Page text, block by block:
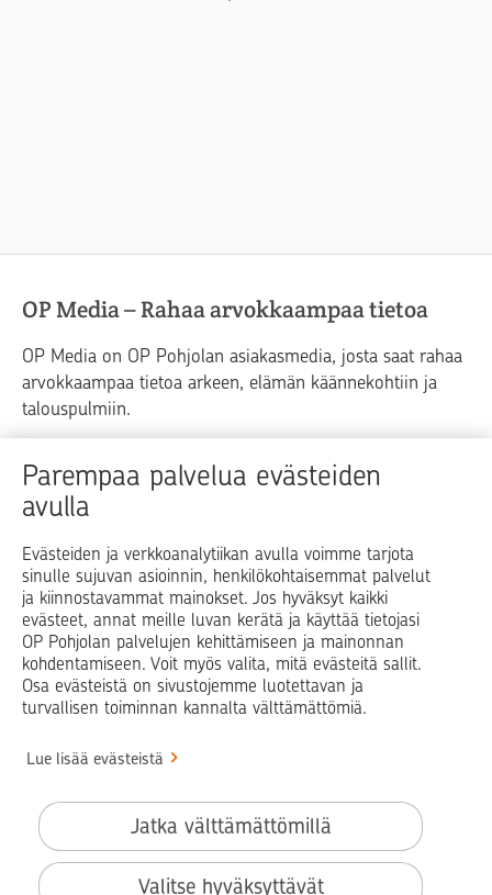
Parempaa palvelua evästeiden
avulla
Evästeiden ja verkkoanalytiikan avulla voimme tarjota
sinulle sujuvan asioinnin, henkilökohtaisemmat palvelut
ja kiinnostavammat mainokset. Jos hyväksyt kaikki
evästeet, annat meille luvan kerätä ja käyttää tietojasi
OP Pohjolan palvelujen kehittämiseen ja mainonnan
kohdentamiseen. Voit myös valita, mitä evästeitä sallit.
Osa evästeistä on sivustojemme luotettavan ja
turvallisen toiminnan kannalta välttämättömiä.
Lue lisää evästeistä
Valitse hyväksyttävät
Jatka välttämättömillä
OP Media – Rahaa arvokkaampaa tietoa
OP Media on OP Pohjolan asiakasmedia, josta saat rahaa
arvokkaampaa tietoa arkeen, elämän käännekohtiin ja
talouspulmiin.
Raha Elämä
Yrityselämä
Blogit ja puheenvuorot
Op.fi OP Koti Pohjola Vahinkoapu
Facebook
X LinkedInInstagram
Käyttöehdot
Saavutettavuusseloste
Evästeiden käyttö